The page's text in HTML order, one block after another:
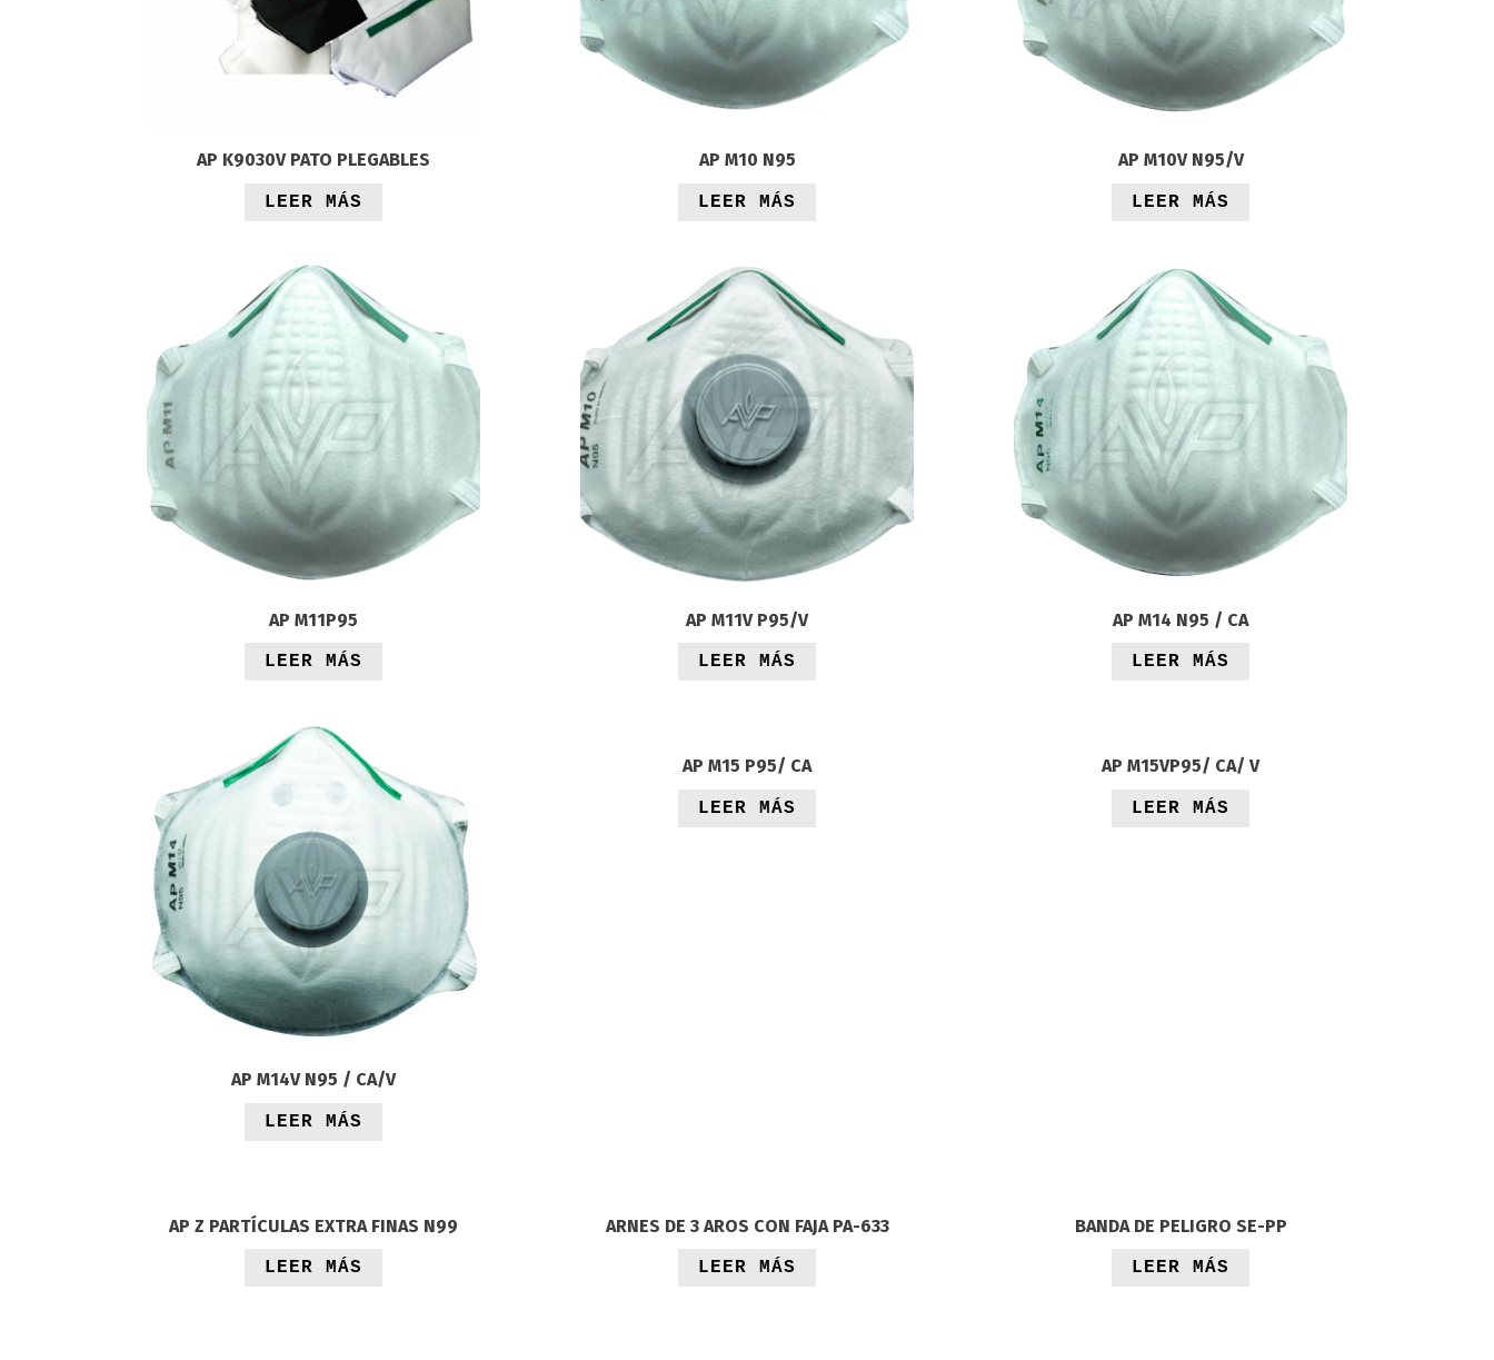
AP K9030V PATO PLEGABLES
LEER MÁS
AP M10 N95
LEER MÁS
AP M10V N95/V
LEER MÁS
AP M11P95
LEER MÁS
AP M11V P95/V
LEER MÁS
AP M14 N95 / CA
LEER MÁS
AP M14V N95 / CA/V
LEER MÁS
AP M15 P95/ CA
LEER MÁS
AP M15VP95/ CA/ V
LEER MÁS
AP Z PARTÍCULAS EXTRA FINAS N99
LEER MÁS
ARNES DE 3 AROS CON FAJA PA-633
LEER MÁS
BANDA DE PELIGRO SE-PP
LEER MÁS